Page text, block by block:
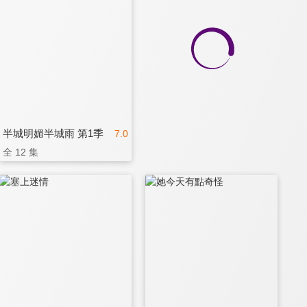
7.0
半城明媚半城雨 第1季
全 12 集